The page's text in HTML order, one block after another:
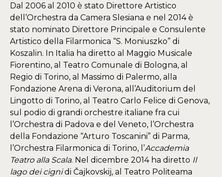
Dal 2006 al 2010 è stato Direttore Artistico
dell’Orchestra da Camera Slesiana e nel 2014 è
stato nominato Direttore Principale e Consulente
Artistico della Filarmonica “S. Moniuszko” di
Koszalin. In Italia ha diretto al Maggio Musicale
Fiorentino, al Teatro Comunale di Bologna, al
Regio di Torino, al Massimo di Palermo, alla
Fondazione Arena di Verona, all’Auditorium del
Lingotto di Torino, al Teatro Carlo Felice di Genova,
sul podio di grandi orchestre italiane fra cui
l’Orchestra di Padova e del Veneto, l’Orchestra
della Fondazione “Arturo Toscanini” di Parma,
l’Orchestra Filarmonica di Torino, l’Accademia
Teatro alla Scala. Nel dicembre 2014 ha diretto Il
lago dei cigni di Čajkovskij, al Teatro Politeama